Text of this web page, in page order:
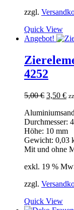
zzgl.
Quick View
Angebot!
4252
5,00€
war:
5,00 €
3,50 €
Durchmesser:
Höhe: 10 mm
Gewicht: 0,03
Mit und ohne
exkl. 19 %
zzgl.
Quick View